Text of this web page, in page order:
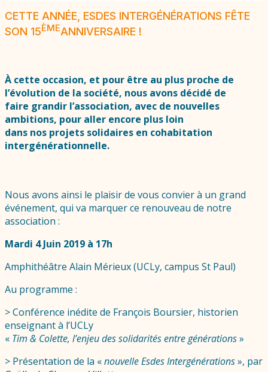
CETTE ANNÉE, ESDES INTERGÉNÉRATIONS FÊTE
SON 15ÈMEANNIVERSAIRE !
À cette occasion, et pour être au plus proche de
l’évolution de la société, nous avons décidé de
faire grandir l’association, avec de nouvelles
ambitions, pour aller encore plus loin
dans nos projets solidaires en cohabitation
intergénérationnelle.
Nous avons ainsi le plaisir de vous convier à un grand
événement, qui va marquer ce renouveau de notre
association :
Mardi 4 Juin 2019 à 17h
Amphithéâtre Alain Mérieux (UCLy, campus St Paul)
Au programme :
> Conférence inédite de François Boursier, historien
enseignant à l’UCLy
« Tim & Colette, l’enjeu des solidarités entre générations»
> Présentation de la «nouvelle Esdes Intergénérations», par